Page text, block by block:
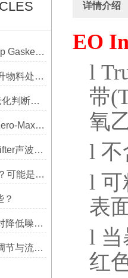
如何正确选择 Tri - Clamp Gasket 垫圈的材质与尺寸？
Tyler筛网振动筛如何提升物料处理能力
Tri-Clamp Gasket垫圈老化判断，定期更换维护要点
如何根据设备工况选择Zero-Max联轴器？
如何设置和控制Sonic Sifter声波振动筛的振动频率和振幅？
Zero-Max联轴器老是断？可能是选型没考虑径向偏差
？
解析Blacoh脉冲阻尼器对降低噪音的显著作用
Blacoh脉冲阻尼器压力调节与流量匹配技巧
详情介绍
EO
l
带
氧
l 不
l 可
表
l
红